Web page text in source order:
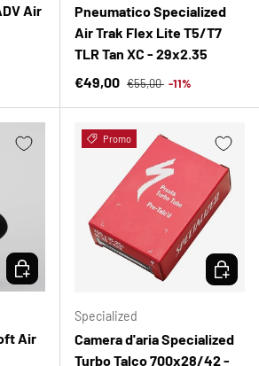
Air
Pneumatico Specialized
Air Trak Flex Lite T5/T7
TLR Tan XC - 29x2.35
Prezzo di vendita
€49,00 Prezzo normale
€55,00 -11%
Air
SCEGLI OPZIONI
Promo
Specialized
Camera d'aria Specialized
Turbo Talco 700x28/42 -
SCEGLI